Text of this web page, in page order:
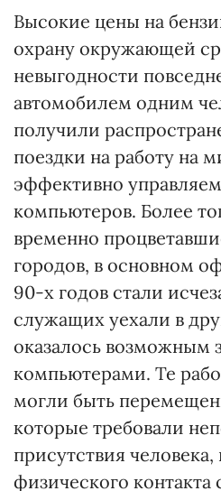
Высокие цены на
охрану окружающей
невыгодности
автомобилем одним
получили
поездки на работу на
эффективно
компьютеров. Более
временно
городов, в основном
90-х годов стали
служащих уехали в
оказалось возможным
компьютерами. Те
могли быть
которые требовали
присутствия
физического